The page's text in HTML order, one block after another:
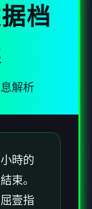
档
解析
時的
束。
壹指